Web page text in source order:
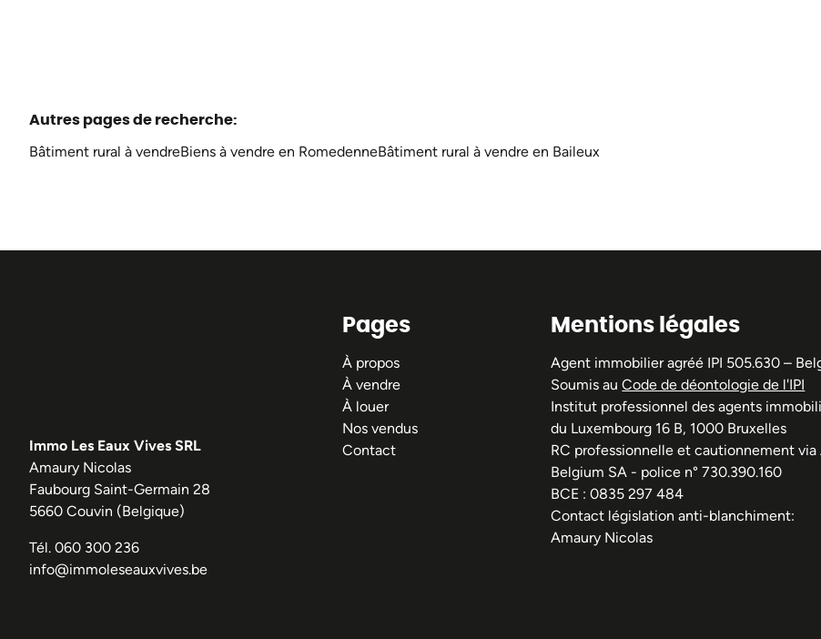
Autres pages de recherche:
Bâtiment rural à vendreBiens à vendre en RomedenneBâtiment rural à vendre en Baileux
Immo Les Eaux Vives SRL
Amaury Nicolas
Faubourg Saint-Germain 28
5660 Couvin (Belgique)
Tél. 060 300 236
info@immoleseauxvives.be
Pages
À propos
À vendre
À louer
Nos vendus
Contact
Mentions légales
Agent immobilier agréé IPI 505.630 –
Soumis auCode de déontologie de l'IPI
Institut professionnel des agents
du Luxembourg 16 B, 1000 Bruxelles
RC professionnelle et cautionnement via
Belgium SA - police n° 730.390.160
BCE : 0835 297 484
Contact législation anti-blanchiment:
Amaury Nicolas